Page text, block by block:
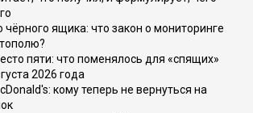
чёрного ящика: что закон о мониторинге
пяти: что поменялось для «спящих»
2026 года
кому теперь не вернуться на